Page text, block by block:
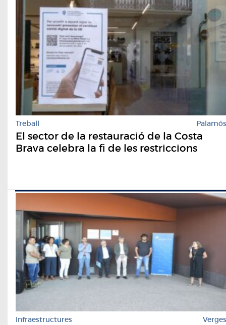
Treball Palamós
El sector de la restauració de la Costa
Brava celebra la fi de les restriccions
Infraestructures Verges